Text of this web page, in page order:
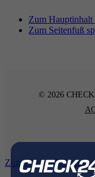
Zum Hauptinhalt
Zum Seitenfuß
© 2026
Zum Hauptinhalt